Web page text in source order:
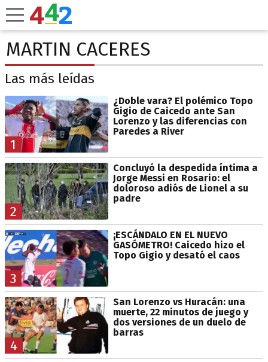
MARTIN CACERES
Las más leídas
1
¿Doble vara? El polémico Topo
Gigio de Caicedo ante San
Lorenzo y las diferencias con
Paredes a River
2
Concluyó la despedida íntima a
Jorge Messi en Rosario: el
doloroso adiós de Lionel a su
padre
3
¡ESCÁNDALO EN EL NUEVO
GASÓMETRO! Caicedo hizo el
Topo Gigio y desató el caos
4
San Lorenzo vs Huracán: una
muerte, 22 minutos de juego y
dos versiones de un duelo de
barras